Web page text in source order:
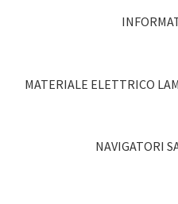
MATERIALE ELETTRICO
NAVIGATORI